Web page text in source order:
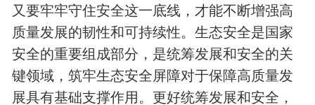
又要牢牢守住安全这一底线，才能不断增强高
质量发展的韧性和可持续性。生态安全是国家
安全的重要组成部分，是统筹发展和安全的关
键领域，筑牢生态安全屏障对于保障高质量发
展具有基础支撑作用。更好统筹发展和安全，